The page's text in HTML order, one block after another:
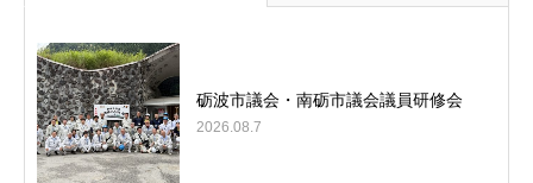
砺波市議会・南砺市議会議員研修会
2026.08.7